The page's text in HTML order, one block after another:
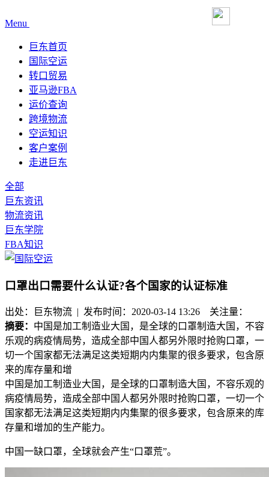
Menu
巨东首页
国际空运
转口贸易
亚马逊FBA
运价查询
跨境物流
空运知识
客户案例
走进巨东
全部
巨东资讯
物流资讯
巨东学院
FBA知识
口罩出口需要什么认证?各个国家的认证标准
出处：巨东物流 | 发布时间：2020-03-14 13:26 关注量：
摘要： 中国是加工制造业大国，是全球的口罩制造大国，不容
乐观的病疫情局势，造成全部中国人都另外限时抢购口罩，一
切一个国家都无法满足这类短期内内集聚的很多要求，包含原
来的库存量和增
中国是加工制造业大国，是全球的口罩制造大国，不容乐观的
病疫情局势，造成全部中国人都另外限时抢购口罩，一切一个
国家都无法满足这类短期内内集聚的很多要求，包含原来的库
存量和增加的生产能力。
中国一缺口罩，全球就会产生“口罩荒”。